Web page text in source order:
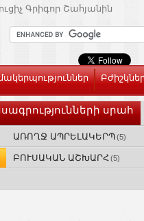
Գրիգոր Շահյանին
սրահ
ԱՌՈՂՋ ԱՊՐԵԼԱԿԵՐՊ(5)
ԲՈՒՍԱԿԱՆ ԱՇԽԱՐՀ(5)